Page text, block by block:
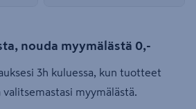
nouda myymälästä 0,-
3h kuluessa, kun tuotteet
myymälästä.